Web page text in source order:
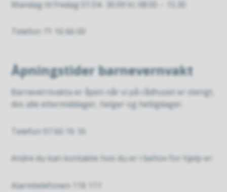
Mandag til fredag 01.04- 30.09 kl. 08.00 – 15.30
Telefon 71 16 66 00
Åpningstider barnevernvakt
Barnevernvakta er åpen når vi på rådhuset er stengt,
dvs alle ettermiddager, helger og helligdager.
Telefon 97 60 16 16
Andre du kan kontakte hvis du er i behov for hjelp er:
Alarmtelefonen 116 111